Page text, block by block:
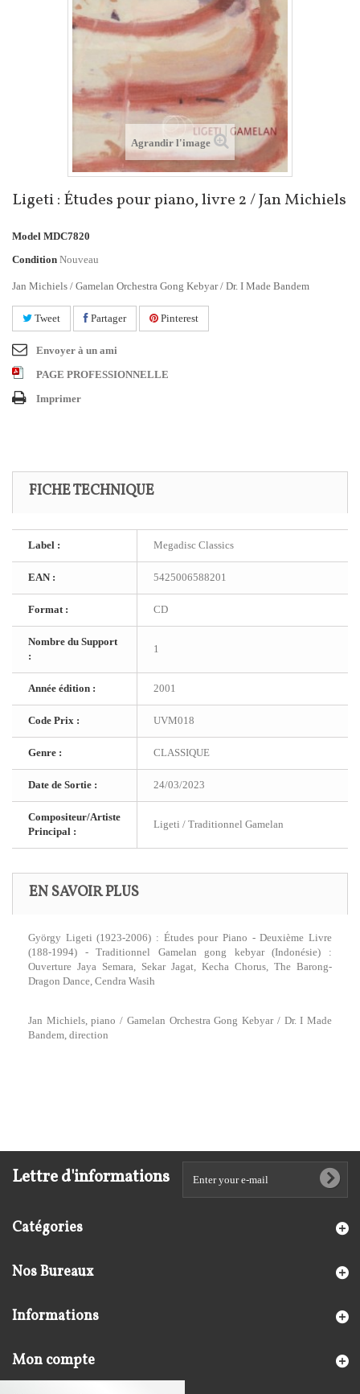
Agrandir l'image
Ligeti : Études pour piano, livre 2 / Jan Michiels
Model MDC7820
Condition Nouveau
Jan Michiels / Gamelan Orchestra Gong Kebyar / Dr. I Made Bandem
Tweet Partager Pinterest
Envoyer à un ami
PAGE PROFESSIONNELLE
Imprimer
FICHE TECHNIQUE
Label : Megadisc Classics
EAN : 5425006588201
Format : CD
Nombre du Support
:
1
Année édition : 2001
Code Prix : UVM018
Genre : CLASSIQUE
Date de Sortie : 24/03/2023
Compositeur/Artiste
Principal :
Ligeti / Traditionnel Gamelan
EN SAVOIR PLUS
György Ligeti (1923-2006) : Études pour Piano - Deuxième Livre
(188-1994) - Traditionnel Gamelan gong kebyar (Indonésie) :
Ouverture Jaya Semara, Sekar Jagat, Kecha Chorus, The Barong-
Dragon Dance, Cendra Wasih
Jan Michiels, piano / Gamelan Orchestra Gong Kebyar / Dr. I Made
Bandem, direction
Lettre d'informations
Catégories
Nos Bureaux
Informations
Mon compte